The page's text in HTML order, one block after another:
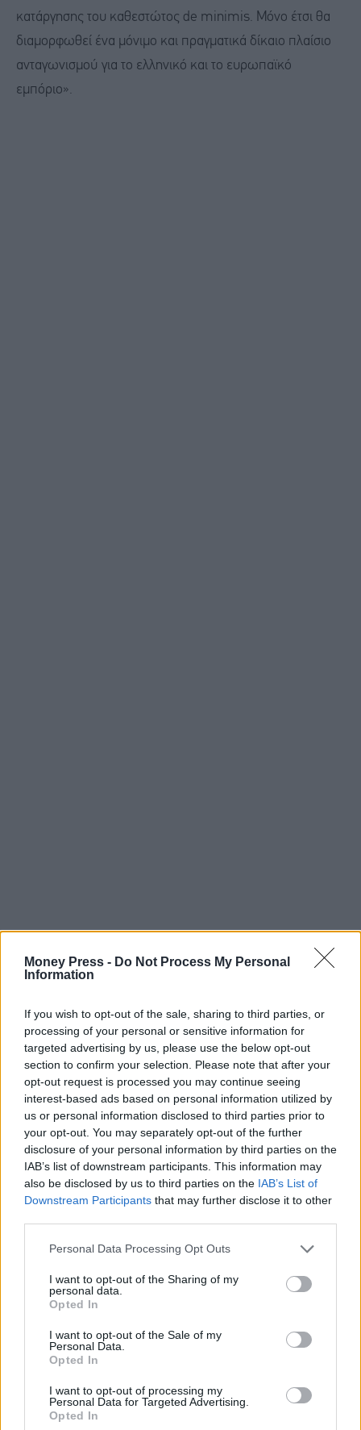
Money Press - Do Not Process My Personal
Information
If you wish to opt-out of the sale, sharing to third parties, or
processing of your personal or sensitive information for
targeted advertising by us, please use the below opt-out
section to confirm your selection. Please note that after your
opt-out request is processed you may continue seeing
interest-based ads based on personal information utilized by
us or personal information disclosed to third parties prior to
your opt-out. You may separately opt-out of the further
disclosure of your personal information by third parties on the
IAB’s list of downstream participants. This information may
also be disclosed by us to third parties on the IAB’s List of
Downstream Participants that may further disclose it to other
Personal Data Processing Opt Outs
I want to opt-out of the Sharing of my
personal data.
Opted In
I want to opt-out of the Sale of my
Personal Data.
Opted In
I want to opt-out of processing my
Personal Data for Targeted Advertising.
Opted In
κατάργησης του καθεστώτος de minimis. Μόνο έτσι θα
διαμορφωθεί ένα μόνιμο και πραγματικά δίκαιο πλαίσιο
ανταγωνισμού για το ελληνικό και το ευρωπαϊκό
εμπόριο».